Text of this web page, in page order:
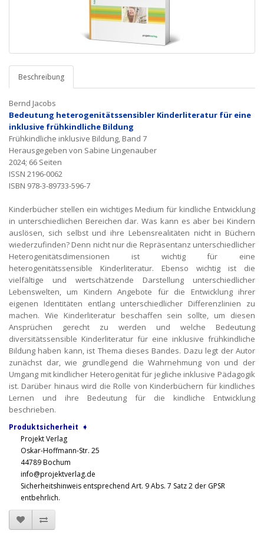
Beschreibung
Bernd Jacobs
Bedeutung heterogenitätssensibler Kinderliteratur für eine
inklusive frühkindliche Bildung
Frühkindliche inklusive Bildung, Band 7
Herausgegeben von Sabine Lingenauber
2024; 66 Seiten
ISSN 2196-0062
ISBN 978-3-89733-596-7
Kinderbücher stellen ein wichtiges Medium für kindliche Entwicklung
in unterschiedlichen Bereichen dar. Was kann es aber bei Kindern
auslösen, sich selbst und ihre Lebensrealitäten nicht in Büchern
wiederzufinden? Denn nicht nur die Repräsentanz unterschiedlicher
Heterogenitätsdimensionen ist wichtig für eine
heterogenitätssensible Kinderliteratur. Ebenso wichtig ist die
vielfältige und wertschätzende Darstellung unterschiedlicher
Lebenswelten, um Kindern Angebote für die Entwicklung ihrer
eigenen Identitäten entlang unterschiedlicher Differenzlinien zu
machen. Wie Kinderliteratur beschaffen sein sollte, um diesen
Ansprüchen gerecht zu werden und welche Bedeutung
diversitätssensible Kinderliteratur für eine inklusive frühkindliche
Bildung haben kann, ist Thema dieses Bandes. Dazu legt der Autor
zunächst dar, wie grundlegend die Wahrnehmung von und der
Umgang mit kindlicher Heterogenität für jegliche inklusive Pädagogik
ist. Darüber hinaus wird die Rolle von Kinderbüchern für kindliches
Lernen und ihre Bedeutung für die kindliche Entwicklung
beschrieben.
Produktsicherheit ➧
Projekt Verlag
Oskar-Hoffmann-Str. 25
44789 Bochum
info@projektverlag.de
Sicherheitshinweis entsprechend Art. 9 Abs. 7 Satz 2 der GPSR
entbehrlich.